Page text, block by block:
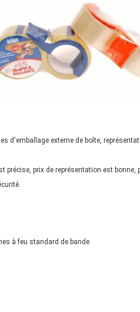
d'emballage externe de boîte,
précise, prix de représentation est
à feu standard de bande